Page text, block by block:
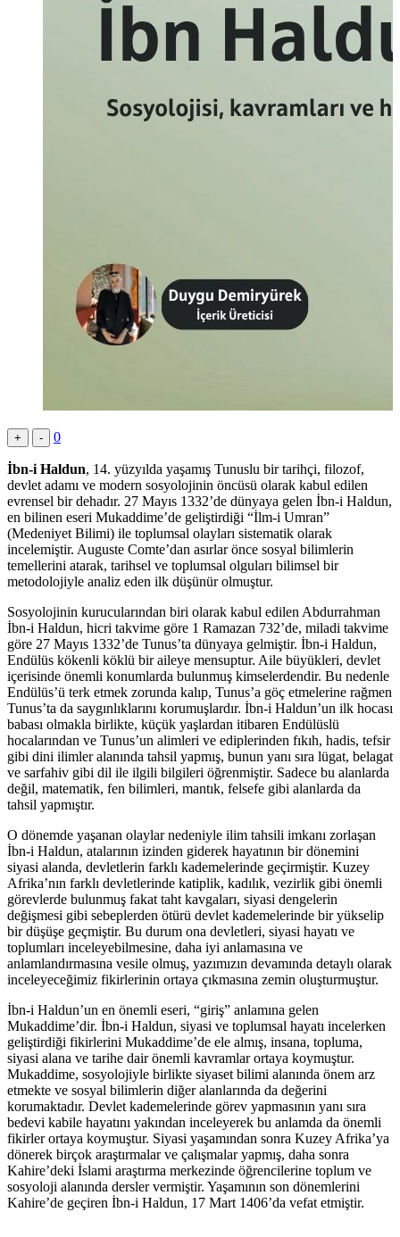
+ - 0
İbn-i Haldun, 14. yüzyılda yaşamış Tunuslu bir tarihçi, filozof,
devlet adamı ve modern sosyolojinin öncüsü olarak kabul edilen
evrensel bir dehadır. 27 Mayıs 1332’de dünyaya gelen İbn-i Haldun,
en bilinen eseri Mukaddime’de geliştirdiği “İlm-i Umran”
(Medeniyet Bilimi) ile toplumsal olayları sistematik olarak
incelemiştir. Auguste Comte’dan asırlar önce sosyal bilimlerin
temellerini atarak, tarihsel ve toplumsal olguları bilimsel bir
metodolojiyle analiz eden ilk düşünür olmuştur.
Sosyolojinin kurucularından biri olarak kabul edilen Abdurrahman
İbn-i Haldun, hicri takvime göre 1 Ramazan 732’de, miladi takvime
göre 27 Mayıs 1332’de Tunus’ta dünyaya gelmiştir. İbn-i Haldun,
Endülüs kökenli köklü bir aileye mensuptur. Aile büyükleri, devlet
içerisinde önemli konumlarda bulunmuş kimselerdendir. Bu nedenle
Endülüs’ü terk etmek zorunda kalıp, Tunus’a göç etmelerine rağmen
Tunus’ta da saygınlıklarını korumuşlardır. İbn-i Haldun’un ilk hocası
babası olmakla birlikte, küçük yaşlardan itibaren Endülüslü
hocalarından ve Tunus’un alimleri ve ediplerinden fıkıh, hadis, tefsir
gibi dini ilimler alanında tahsil yapmış, bunun yanı sıra lügat, belagat
ve sarfahiv gibi dil ile ilgili bilgileri öğrenmiştir. Sadece bu alanlarda
değil, matematik, fen bilimleri, mantık, felsefe gibi alanlarda da
tahsil yapmıştır.
O dönemde yaşanan olaylar nedeniyle ilim tahsili imkanı zorlaşan
İbn-i Haldun, atalarının izinden giderek hayatının bir dönemini
siyasi alanda, devletlerin farklı kademelerinde geçirmiştir. Kuzey
Afrika’nın farklı devletlerinde katiplik, kadılık, vezirlik gibi önemli
görevlerde bulunmuş fakat taht kavgaları, siyasi dengelerin
değişmesi gibi sebeplerden ötürü devlet kademelerinde bir yükselip
bir düşüşe geçmiştir. Bu durum ona devletleri, siyasi hayatı ve
toplumları inceleyebilmesine, daha iyi anlamasına ve
anlamlandırmasına vesile olmuş, yazımızın devamında detaylı olarak
inceleyeceğimiz fikirlerinin ortaya çıkmasına zemin oluşturmuştur.
İbn-i Haldun’un en önemli eseri, “giriş” anlamına gelen
Mukaddime’dir. İbn-i Haldun, siyasi ve toplumsal hayatı incelerken
geliştirdiği fikirlerini Mukaddime’de ele almış, insana, topluma,
siyasi alana ve tarihe dair önemli kavramlar ortaya koymuştur.
Mukaddime, sosyolojiyle birlikte siyaset bilimi alanında önem arz
etmekte ve sosyal bilimlerin diğer alanlarında da değerini
korumaktadır. Devlet kademelerinde görev yapmasının yanı sıra
bedevi kabile hayatını yakından inceleyerek bu anlamda da önemli
fikirler ortaya koymuştur. Siyasi yaşamından sonra Kuzey Afrika’ya
dönerek birçok araştırmalar ve çalışmalar yapmış, daha sonra
Kahire’deki İslami araştırma merkezinde öğrencilerine toplum ve
sosyoloji alanında dersler vermiştir. Yaşamının son dönemlerini
Kahire’de geçiren İbn-i Haldun, 17 Mart 1406’da vefat etmiştir.